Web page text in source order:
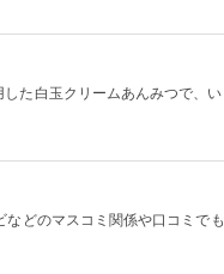
た白玉クリームあんみつで、い
どのマスコミ関係や口コミでも